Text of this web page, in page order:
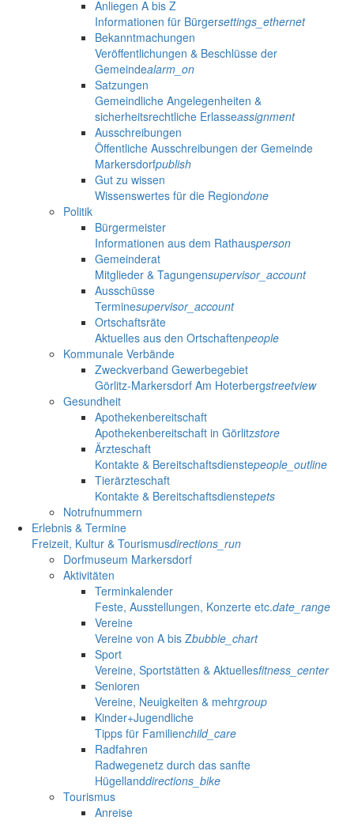
Anliegen A bis Z
Informationen für Bürgersettings_ethernet
Bekanntmachungen
Veröffentlichungen & Beschlüsse der
Gemeindealarm_on
Satzungen
Gemeindliche Angelegenheiten &
sicherheitsrechtliche Erlasseassignment
Ausschreibungen
Öffentliche Ausschreibungen der Gemeinde
Markersdorfpublish
Gut zu wissen
Wissenswertes für die Regiondone
Politik
Bürgermeister
Informationen aus dem Rathausperson
Gemeinderat
Mitglieder & Tagungensupervisor_account
Ausschüsse
Terminesupervisor_account
Ortschaftsräte
Aktuelles aus den Ortschaftenpeople
Kommunale Verbände
Zweckverband Gewerbegebiet
Görlitz-Markersdorf Am Hoterbergstreetview
Gesundheit
Apothekenbereitschaft
Apothekenbereitschaft in Görlitzstore
Ärzteschaft
Kontakte & Bereitschaftsdienstepeople_outline
Tierärzteschaft
Kontakte & Bereitschaftsdienstepets
Notrufnummern
Erlebnis & Termine
Freizeit, Kultur & Tourismusdirections_run
Dorfmuseum Markersdorf
Aktivitäten
Terminkalender
Feste, Ausstellungen, Konzerte etc.date_range
Vereine
Vereine von A bis Zbubble_chart
Sport
Vereine, Sportstätten & Aktuellesfitness_center
Senioren
Vereine, Neuigkeiten & mehrgroup
Kinder+Jugendliche
Tipps für Familienchild_care
Radfahren
Radwegenetz durch das sanfte
Hügellanddirections_bike
Tourismus
Anreise